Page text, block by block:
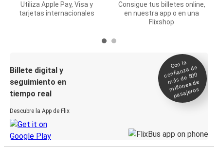
Utiliza Apple Pay, Visa y
tarjetas internacionales
Consigue tus billetes online,
en nuestra app o en una
Flixshop
Billete digital y
seguimiento en
tiempo real
Descubre la App de Flix
Con la
confianza de
más de 500
millones de
pasajeros